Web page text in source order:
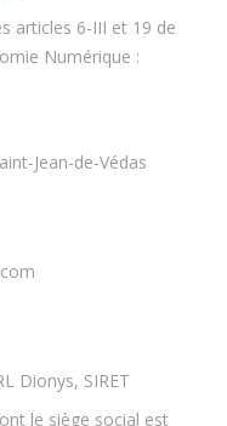
articles 6-III et 19 de
Numérique :
Jean-de-Védas
Dionys, SIRET
le siège social est